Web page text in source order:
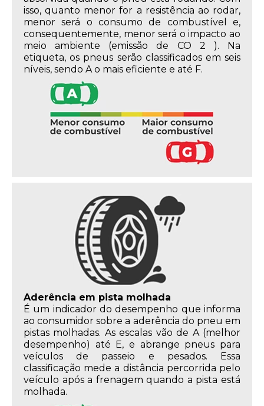
isso, quanto menor for a resistência ao rodar,
menor será o consumo de combustível e,
consequentemente, menor será o impacto ao
meio ambiente (emissão de CO 2 ). Na
etiqueta, os pneus serão classificados em seis
níveis, sendo A o mais eficiente e até F.
Aderência em pista molhada
É um indicador do desempenho que informa
ao consumidor sobre a aderência do pneu em
pistas molhadas. As escalas vão de A (melhor
desempenho) até E, e abrange pneus para
veículos de passeio e pesados. Essa
classificação mede a distância percorrida pelo
veículo após a frenagem quando a pista está
molhada.